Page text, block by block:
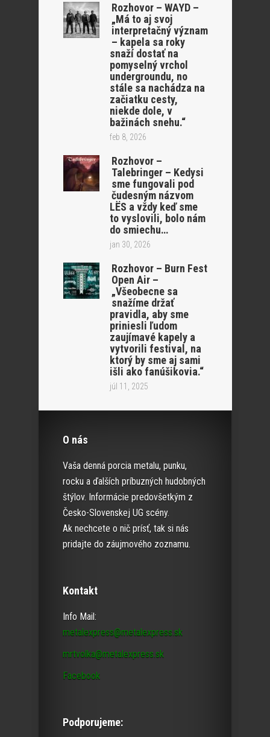
Rozhovor – WAYD –
„Má to aj svoj
interpretačný význam
– kapela sa roky
snaží dostať na
pomyselný vrchol
undergroundu, no
stále sa nachádza na
začiatku cesty,
niekde dole, v
bažinách snehu.“
feb 8, 2026
Rozhovor –
Talebringer – Kedysi
sme fungovali pod
čudesným názvom
LËS a vždy keď sme
to vyslovili, bolo nám
do smiechu…
jan 30, 2026
Rozhovor – Burn Fest
Open Air –
„Všeobecne sa
snažíme držať
pravidla, aby sme
priniesli ľudom
zaujímavé kapely a
vytvorili festival, na
ktorý by sme aj sami
išli ako fanúšikovia.“
júl 11, 2025
O nás
Vaša denná porcia metalu, punku,
rocku a ďalších príbuzných hudobných
štýlov. Informácie predovšetkým z
Česko-Slovenskej UG scény.
Ak nechcete o nič prísť, tak si nás
pridajte do záujmového zoznamu.
Kontakt
Info Mail:
metalexpress@metalexpress.sk
mrtvolka@metalexpress.sk
Facebook
Podporujeme: